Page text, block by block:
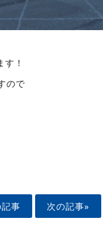
！
ので
事 次の記事»